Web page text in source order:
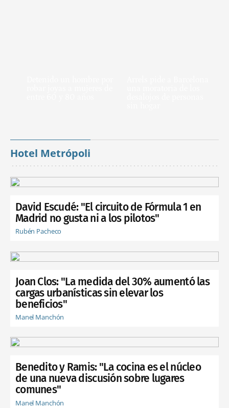
Hotel Metrópoli
David Escudé: "El circuito de Fórmula 1 en
Madrid no gusta ni a los pilotos"
Rubén Pacheco
Joan Clos: "La medida del 30% aumentó las
cargas urbanísticas sin elevar los
beneficios"
Manel Manchón
Benedito y Ramis: "La cocina es el núcleo
de una nueva discusión sobre lugares
comunes"
Manel Manchón